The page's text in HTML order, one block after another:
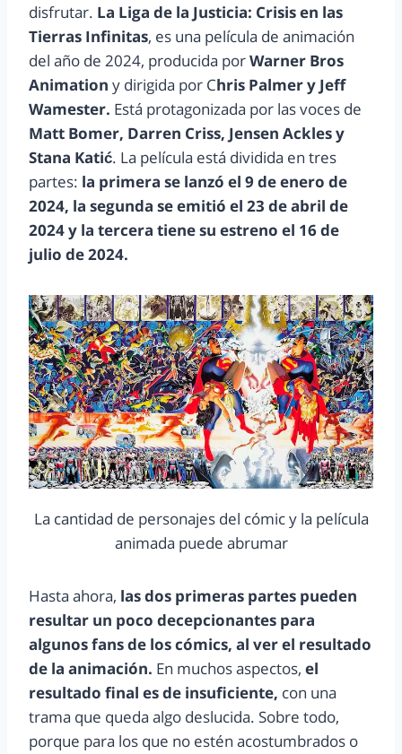
disfrutar. La Liga de la Justicia: Crisis en las
Tierras Infinitas, es una película de animación
del año de 2024, producida porWarner Bros
Animation y dirigida por Chris Palmer y Jeff
Wamester. Está protagonizada por las voces de
Matt Bomer, Darren Criss, Jensen Ackles y
Stana Katić. La película está dividida en tres
partes: la primera se lanzó el 9 de enero de
2024, la segunda se emitió el 23 de abril de
2024 y la tercera tiene su estreno el 16 de
julio de 2024.
La cantidad de personajes del cómic y la película
animada puede abrumar
Hasta ahora, las dos primeras partes pueden
resultar un poco decepcionantes para
algunos fans de los cómics, al ver el resultado
de la animación. En muchos aspectos, el
resultado final es de insuficiente, con una
trama que queda algo deslucida. Sobre todo,
porque para los que no estén acostumbrados o